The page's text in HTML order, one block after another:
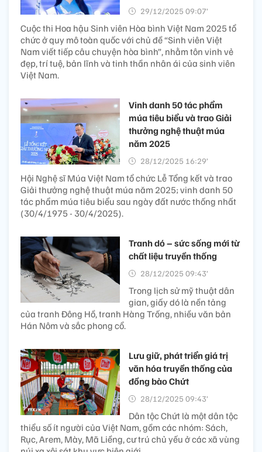
29/12/2025 09:07’
Cuộc thi Hoa hậu Sinh viên Hòa bình Việt Nam 2025 tổ
chức ở quy mô toàn quốc với chủ đề “Sinh viên Việt
Nam viết tiếp câu chuyện hòa bình”, nhằm tôn vinh vẻ
đẹp, trí tuệ, bản lĩnh và tinh thần nhân ái của sinh viên
Việt Nam.
Vinh danh 50 tác phẩm
múa tiêu biểu và trao Giải
thưởng nghệ thuật múa
năm 2025
28/12/2025 16:29’
Hội Nghệ sĩ Múa Việt Nam tổ chức Lễ Tổng kết và trao
Giải thưởng nghệ thuật múa năm 2025; vinh danh 50
tác phẩm múa tiêu biểu sau ngày đất nước thống nhất
(30/4/1975 - 30/4/2025).
Tranh dó – sức sống mới từ
chất liệu truyền thống
28/12/2025 09:43’
Trong lịch sử mỹ thuật dân
gian, giấy dó là nền tảng
của tranh Đông Hồ, tranh Hàng Trống, nhiều văn bản
Hán Nôm và sắc phong cổ.
Lưu giữ, phát triển giá trị
văn hóa truyền thống của
đồng bào Chứt
28/12/2025 09:43’
Dân tộc Chứt là một dân tộc
thiểu số ít người của Việt Nam, gồm các nhóm: Sách,
Rục, Arem, Mày, Mã Liềng, cư trú chủ yếu ở các xã vùng